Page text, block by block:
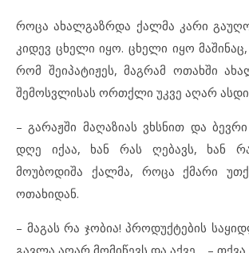
როცა ახალგაზრდა ქალმა კარი
კიდევ ცხელი იყო. ცხელი იყო
რომ შეიპატიჟეს, მაგრამ ოთახში
შემოსვლისას ორთქლი უკვე აღარ
– გარაჟში მაღაზიას ვხსნით და
დღე იქაა, ხან რას ღებავს, ხან
მოუბოდიშა ქალმა, როცა ქმარი
ოთახიდან.
– მაგას რა ჯობია! პროდუქტების
გავლა აღარ მომიწევს და აქვე… – თქვა